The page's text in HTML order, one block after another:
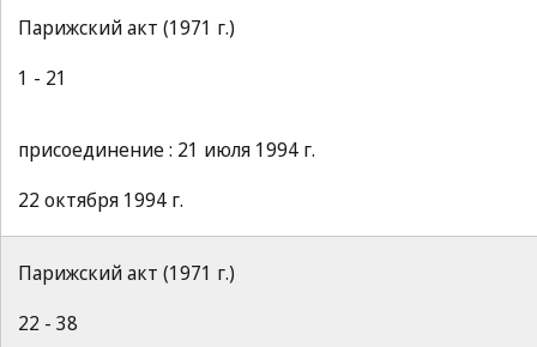
Парижский акт (1971 г.)
1 - 21
присоединение : 21 июля 1994 г.
22 октября 1994 г.
Парижский акт (1971 г.)
22 - 38